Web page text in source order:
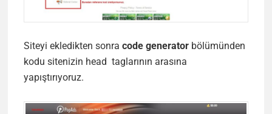
Siteyi ekledikten sonra code generator bölümünden
kodu sitenizin head taglarının arasına
yapıştırıyoruz.